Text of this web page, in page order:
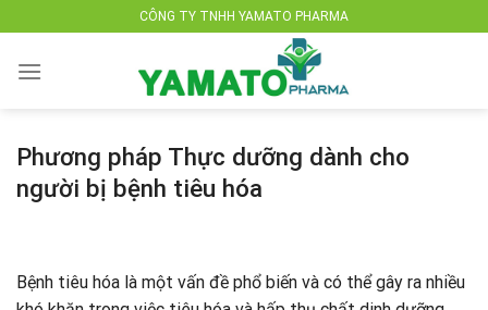
to
content
CÔNG TY TNHH YAMATO PHARMA
Phương pháp Thực dưỡng dành cho
người bị bệnh tiêu hóa
Bệnh tiêu hóa là một vấn đề phổ biến và có thể gây ra nhiều